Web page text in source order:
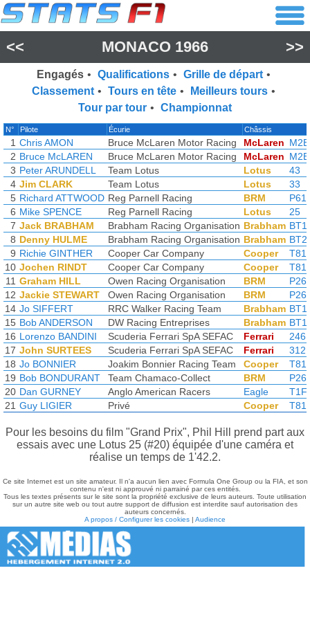
<< MONACO 1966 >>
Engagés • Qualifications • Grille de départ •
Classement • Tours en tête • Meilleurs tours •
Tour par tour • Championnat
N° Pilote Écurie Châssis
1 Chris AMON Bruce McLaren Motor Racing McLaren M2B
2 Bruce McLAREN Bruce McLaren Motor Racing McLaren M2B
3 Peter ARUNDELL Team Lotus Lotus
43
4 Jim CLARK Team Lotus Lotus
33
5 Richard ATTWOOD Reg Parnell Racing BRM
P61
6 Mike SPENCE Reg Parnell Racing Lotus
25
7 Jack BRABHAM Brabham Racing Organisation Brabham
8 Denny HULME Brabham Racing Organisation Brabham
9 Richie GINTHER Cooper Car Company Cooper
T81
10 Jochen RINDT Cooper Car Company Cooper
T81
11 Graham HILL Owen Racing Organisation BRM
12 Jackie STEWART Owen Racing Organisation BRM
14 Jo SIFFERT RRC Walker Racing Team Brabham
15 Bob ANDERSON DW Racing Entreprises Brabham
16 Lorenzo BANDINI Scuderia Ferrari SpA SEFAC Ferrari
246
17 John SURTEES Scuderia Ferrari SpA SEFAC Ferrari
312
18 Jo BONNIER Joakim Bonnier Racing Team Cooper
T81
19 Bob BONDURANT Team Chamaco-Collect BRM
20 Dan GURNEY Anglo American Racers Eagle
T1F
21 Guy LIGIER Privé Cooper T81
Pour les besoins du film "Grand Prix", Phil Hill prend part aux
essais avec une Lotus 25 (#20) équipée d'une caméra et
réalise un temps de 1'42.2.
Ce site Internet est un site amateur. Il n'a aucun lien avec Formula One Group ou la FIA, et son
contenu n'est ni approuvé ni parrainé par ces entités.
Tous les textes présents sur le site sont la propriété exclusive de leurs auteurs. Toute utilisation
sur un autre site web ou tout autre support de diffusion est interdite sauf autorisation des
auteurs concernés.
A propos / Configurer les cookies | Audience